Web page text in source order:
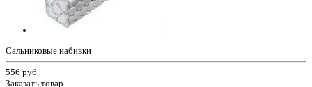
Сальниковые набивки
556 руб.
Заказать товар